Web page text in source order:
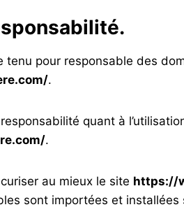
tenu pour responsable des
.
quant à
.
au mieux le site https://
sont importées et installées